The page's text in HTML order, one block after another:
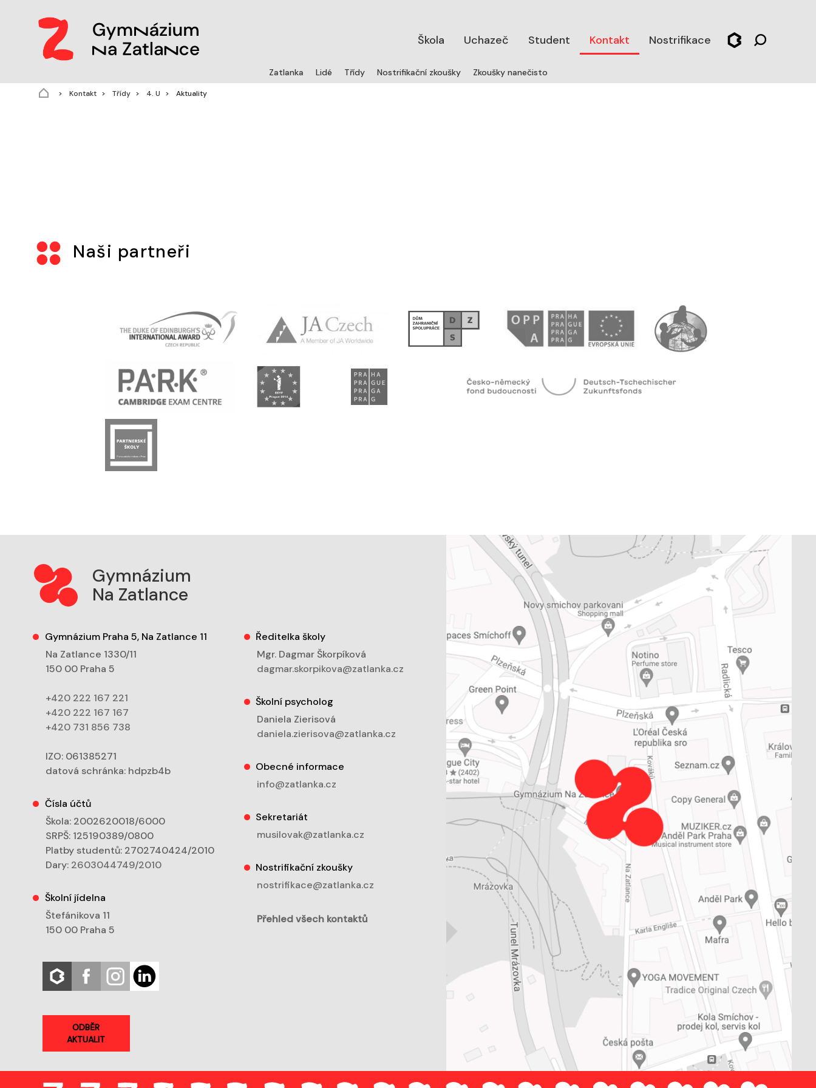
Škola Uchazeč Student Kontakt Nostrifikace
Zatlanka Lidé Třídy Nostrifikační zkoušky Zkoušky nanečisto
Kontakt Třídy 4. U Aktuality(aktuální)
Naši partneři
Gymnázium
Na Zatlance
Gymnázium Praha 5, Na Zatlance 11
Na Zatlance 1330/11
150 00 Praha 5
+420 222 167 221
+420 222 167 167
+420 731 856 738
IZO: 061385271
datová schránka: hdpzb4b
Čísla účtů
Škola: 2002620018/6000
SRPŠ: 125190389/0800
Platby studentů: 2702740424/2010
Dary: 2603044749/2010
Školní jídelna
Štefánikova 11
150 00 Praha 5
ODBĚR
AKTUALIT
Ředitelka školy
Mgr. Dagmar Škorpíková
dagmar.skorpikova@zatlanka.cz
Školní psycholog
Daniela Zierisová
daniela.zierisova@zatlanka.cz
Obecné informace
info@zatlanka.cz
Sekretariát
musilovak@zatlanka.cz
Nostrifikační zkoušky
nostrifikace@zatlanka.cz
Přehled všech kontaktů